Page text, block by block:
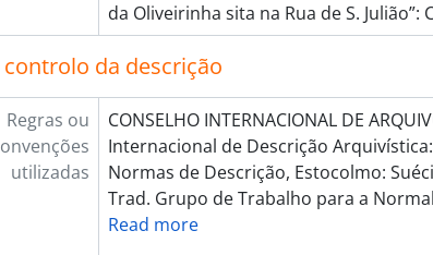
da Oliveirinha sita na Rua de S. Julião”:
da descrição
Regras ou
utilizadas
CONSELHO INTERNACIONAL DE
Internacional de Descrição
Normas de Descrição, Estocolmo:
Trad. Grupo de Trabalho para a
Read more